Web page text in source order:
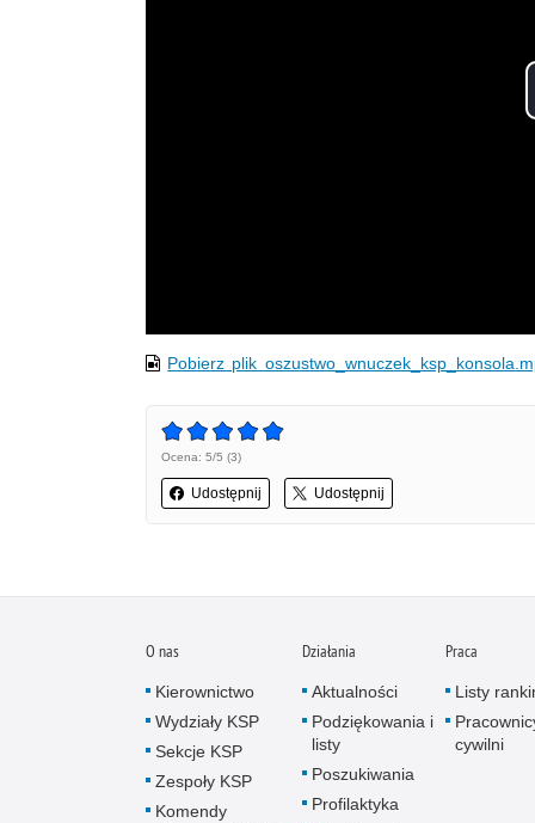
Pobierz plik
Ocena: 5/5 (3)
Udostępnij Udostępnij
O nas
Kierownictwo
Wydziały KSP
Sekcje KSP
Zespoły KSP
Komendy
Działania
Aktualności
Podziękowania i
listy
Poszukiwania
Profilaktyka
Praca
Listy
cywilni